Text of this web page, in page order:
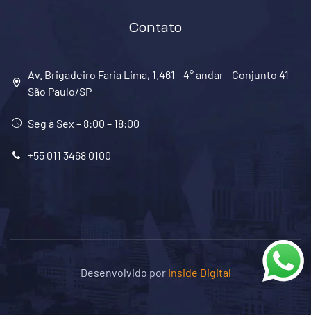
Contato
Av. Brigadeiro Faria Lima, 1.461 - 4° andar - Conjunto 41 -
São Paulo/SP
Seg à Sex – 8:00 – 18:00
+55 011 3468 0100
Desenvolvido por Inside Digital